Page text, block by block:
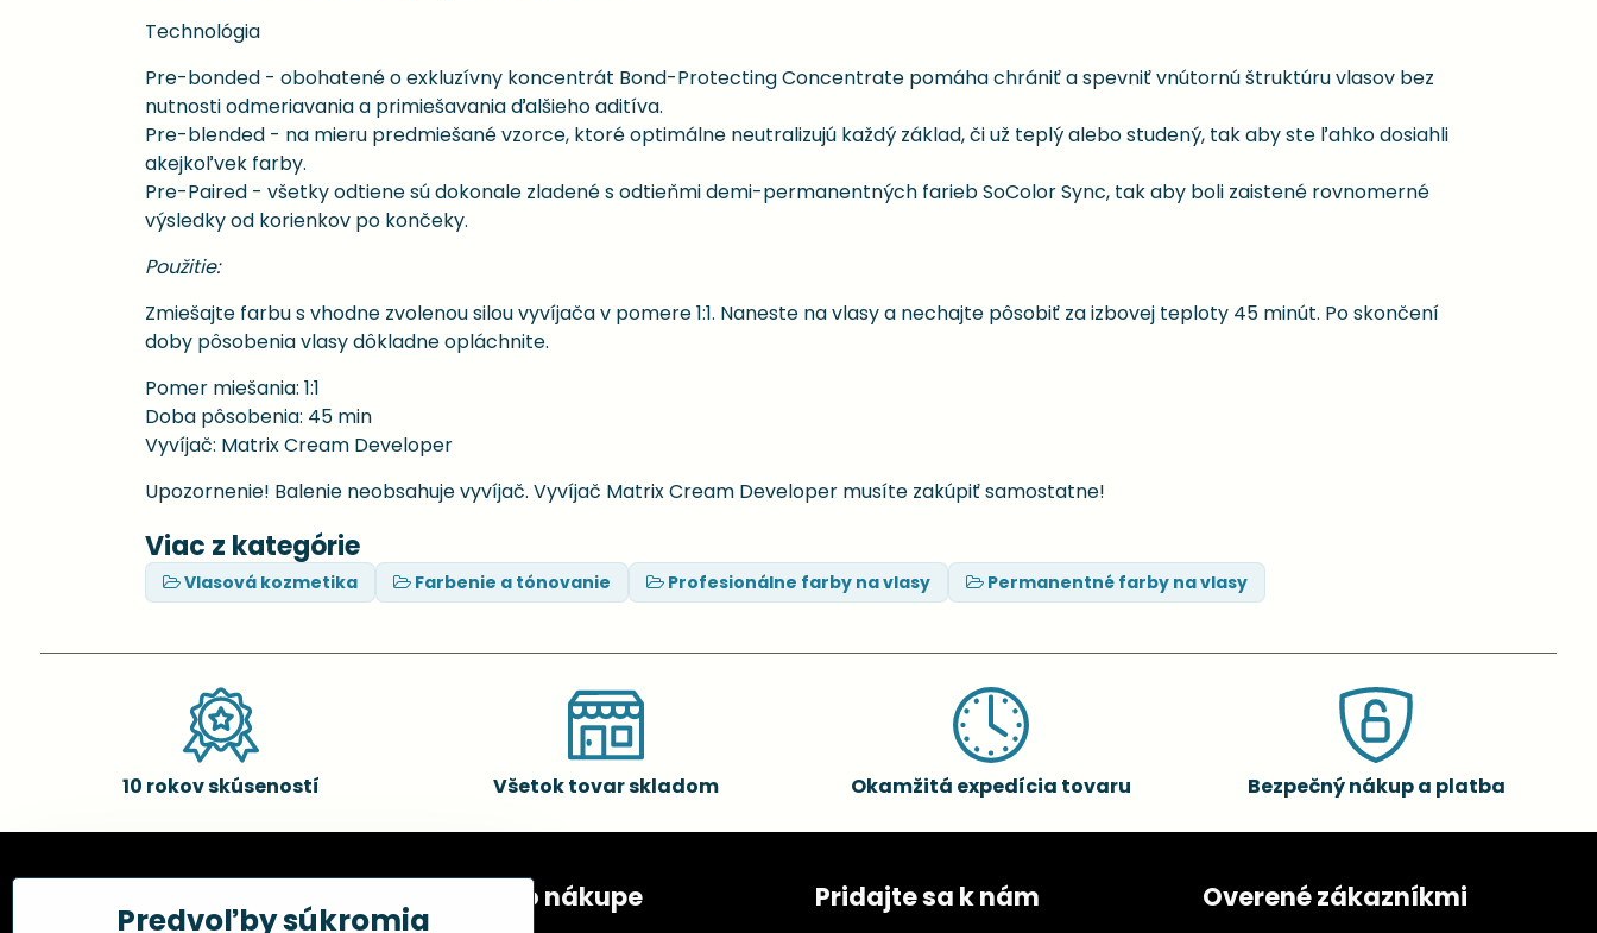
Technológia
Pre-bonded - obohatené o exkluzívny koncentrát Bond-Protecting Concentrate pomáha chrániť a spevniť vnútornú štruktúru vlasov bez
nutnosti odmeriavania a primiešavania ďalšieho aditíva.
Pre-blended - na mieru predmiešané vzorce, ktoré optimálne neutralizujú každý základ, či už teplý alebo studený, tak aby ste ľahko dosiahli
akejkoľvek farby.
Pre-Paired - všetky odtiene sú dokonale zladené s odtieňmi demi-permanentných farieb SoColor Sync, tak aby boli zaistené rovnomerné
výsledky od korienkov po končeky.
Použitie:
Zmiešajte farbu s vhodne zvolenou silou vyvíjača v pomere 1:1. Naneste na vlasy a nechajte pôsobiť za izbovej teploty 45 minút. Po skončení
doby pôsobenia vlasy dôkladne opláchnite.
Pomer miešania: 1:1
Doba pôsobenia: 45 min
Vyvíjač: Matrix Cream Developer
Upozornenie! Balenie neobsahuje vyvíjač. Vyvíjač Matrix Cream Developer musíte zakúpiť samostatne!
Viac z kategórie
Vlasová kozmetika Farbenie a tónovanie Profesionálne farby na vlasy Permanentné farby na vlasy
10 rokov skúseností Všetok tovar skladom Okamžitá expedícia tovaru Bezpečný nákup a platba
Kadernícke potreby, s.r.o. Všetko o nákupe Pridajte sa k nám Overené zákazníkmi
Predvoľby súkromia